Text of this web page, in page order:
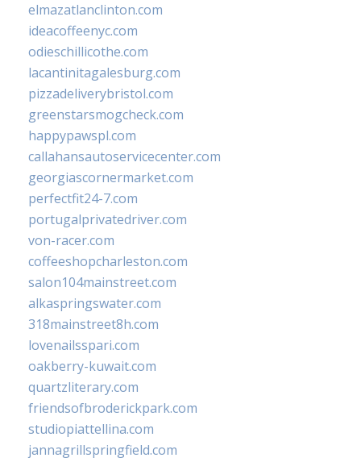
elmazatlanclinton.com
ideacoffeenyc.com
odieschillicothe.com
lacantinitagalesburg.com
pizzadeliverybristol.com
greenstarsmogcheck.com
happypawspl.com
callahansautoservicecenter.com
georgiascornermarket.com
perfectfit24-7.com
portugalprivatedriver.com
von-racer.com
coffeeshopcharleston.com
salon104mainstreet.com
alkaspringswater.com
318mainstreet8h.com
lovenailsspari.com
oakberry-kuwait.com
quartzliterary.com
friendsofbroderickpark.com
studiopiattellina.com
jannagrillspringfield.com